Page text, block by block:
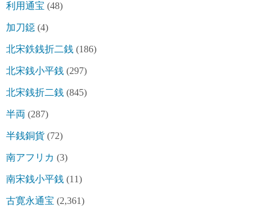
利用通宝 (48)
加刀鐚 (4)
北宋鉄銭折二銭 (186)
北宋銭小平銭 (297)
北宋銭折二銭 (845)
半両 (287)
半銭銅貨 (72)
南アフリカ (3)
南宋銭小平銭 (11)
古寛永通宝 (2,361)